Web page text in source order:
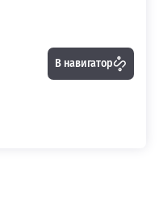
В навигатор